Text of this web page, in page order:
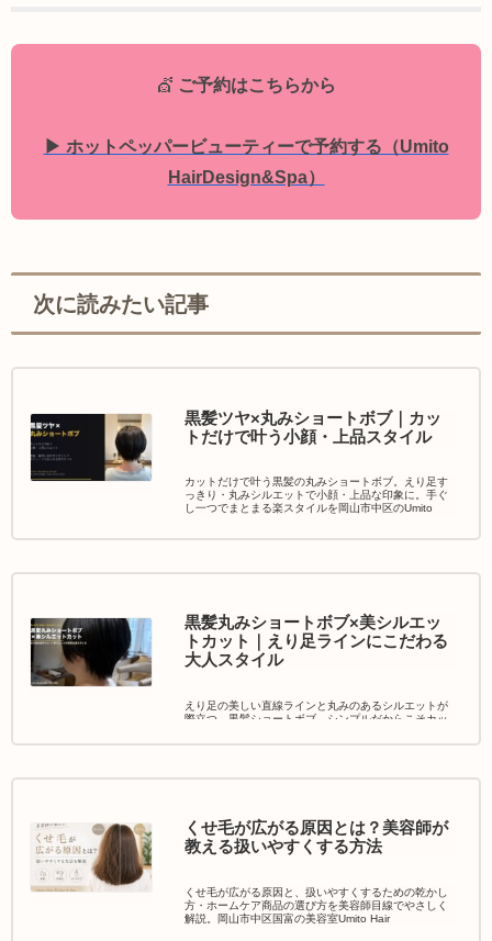
💇 ご予約はこちらから
▶ ホットペッパービューティーで予約する（Umito
HairDesign&Spa）
次に読みたい記事
黒髪ツヤ×丸みショートボブ｜カッ
トだけで叶う小顔・上品スタイル
カットだけで叶う黒髪の丸みショートボブ。えり足す
っきり・丸みシルエットで小顔・上品な印象に。手ぐ
し一つでまとまる楽スタイルを岡山市中区のUmito
黒髪丸みショートボブ×美シルエッ
トカット｜えり足ラインにこだわる
大人スタイル
えり足の美しい直線ラインと丸みのあるシルエットが
際立つ、黒髪ショートボブ。シンプルだからこそカッ
まる楽スタイルをご提案します。
くせ毛が広がる原因とは？美容師が
教える扱いやすくする方法
くせ毛が広がる原因と、扱いやすくするための乾かし
方・ホームケア商品の選び方を美容師目線でやさしく
解説。岡山市中区国富の美容室Umito Hair